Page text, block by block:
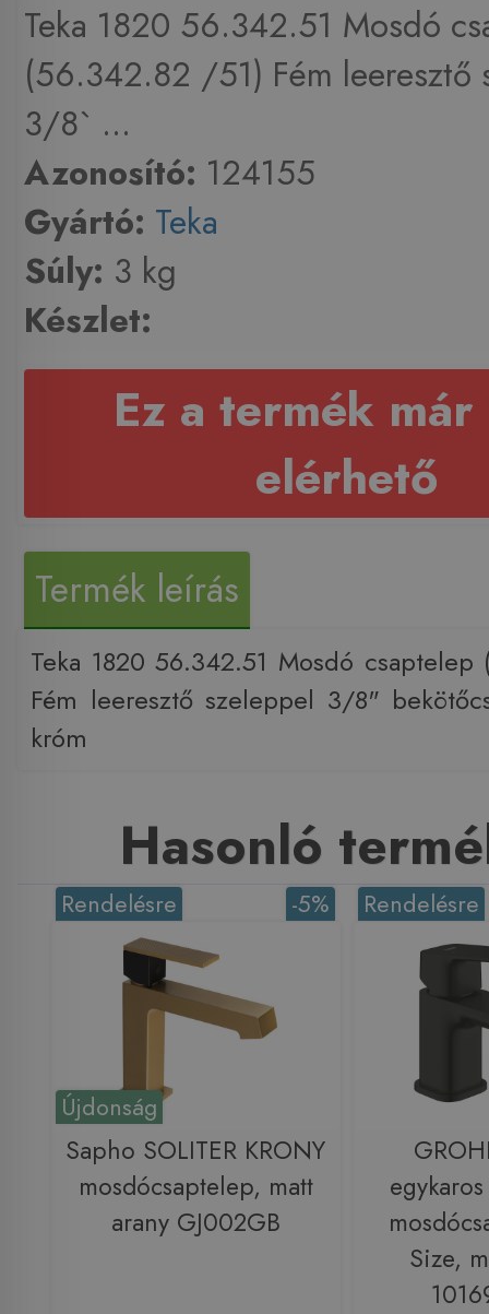
Teka 1820 56.342.51 Mosdó
(56.342.82 /51) Fém leeresztő
3/8` ...
Azonosító: 124155
Gyártó: Teka
Súly: 3 kg
Készlet:
Ez a termék már
elérhető
Termék leírás
Teka 1820 56.342.51 Mosdó
Fém leeresztő szeleppel 3/8"
króm
Hasonló
Újdonság
-5%
Rendelésre
Sapho SOLITER KRONY
mosdócsaptelep, matt
arany GJ002GB
Rendelésre
Size,